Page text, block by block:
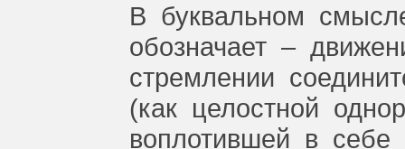
В буквальном
обозначает –
стремлении
(как целостной
воплотившей в себе